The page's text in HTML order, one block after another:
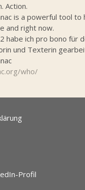
Action.
is a powerful tool to
and right now.
habe ich pro bono für
und Texterin
who/
Profil